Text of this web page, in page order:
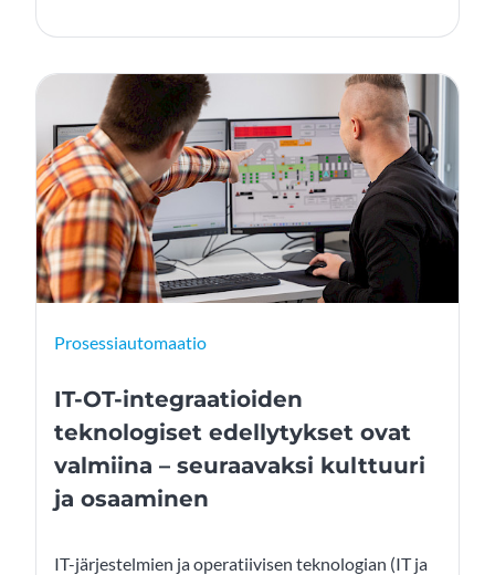
Prosessiautomaatio
IT-OT-integraatioiden
teknologiset edellytykset ovat
valmiina – seuraavaksi kulttuuri
ja osaaminen
IT-järjestelmien ja operatiivisen teknologian (IT ja